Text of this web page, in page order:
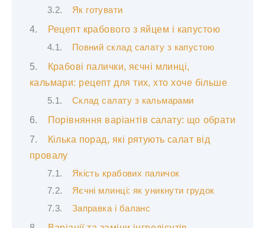
Як готувати
Рецепт крабового з яйцем і капустою
Повний склад салату з капустою
Крабові палички, яєчні млинці,
кальмари: рецепт для тих, хто хоче більше
Склад салату з кальмарами
Порівняння варіантів салату: що обрати
Кілька порад, які рятують салат від
провалу
Якість крабових паличок
Яєчні млинці: як уникнути грудок
Заправка і баланс